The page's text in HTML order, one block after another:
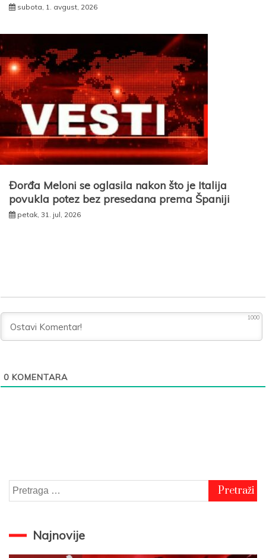
subota, 1. avgust, 2026
Đorđa Meloni se oglasila nakon što je Italija
povukla potez bez presedana prema Španiji
petak, 31. jul, 2026
1000
0 KOMENTARA
Pretraga
za:
Najnovije